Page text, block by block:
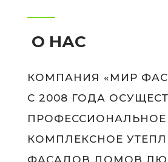
О НАС
КОМПАНИЯ «МИР
С 2008 ГОДА
ПРОФЕССИОНАЛЬНОЕ
КОМПЛЕКСНОЕ